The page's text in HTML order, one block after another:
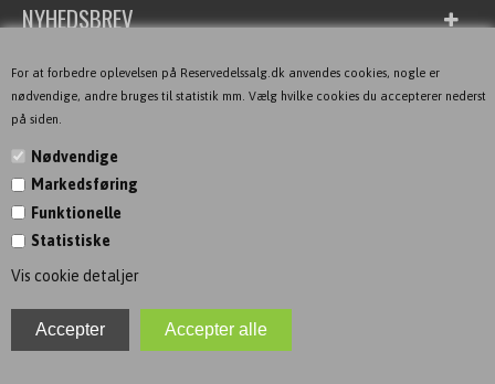
For at forbedre oplevelsen på Reservedelssalg.dk anvendes cookies, nogle er
nødvendige, andre bruges til statistik mm. Vælg hvilke cookies du accepterer nederst
på siden.
Nødvendige
Markedsføring
Funktionelle
Statistiske
Vis cookie detaljer
NYHEDSBREV